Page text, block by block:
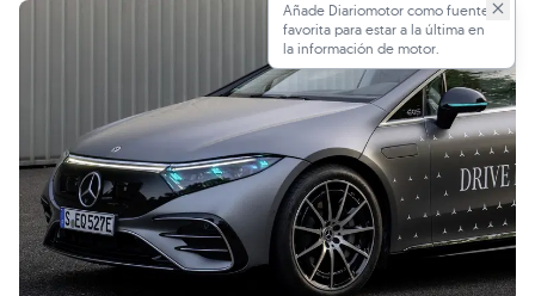
Añade Diariomotor como fuente
favorita para estar a la última en
la información de motor.